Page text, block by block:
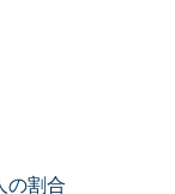
の割合